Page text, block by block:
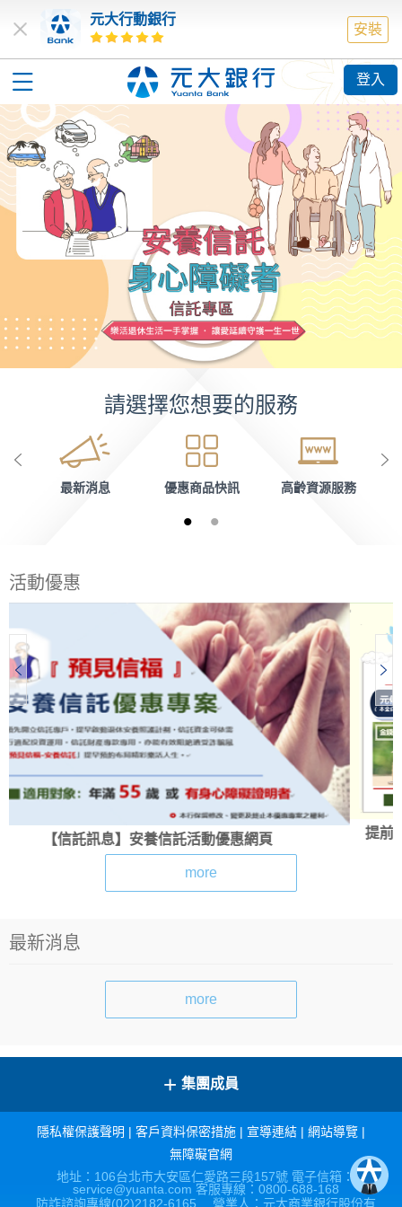
元大行動銀行
安裝
登入
請選擇您想要的服務
最新消息 優惠商品快訊 高齡資源服務
活動優惠
提前規劃穩健傳承財富-「元傳豐裕-金錢信託」優惠專
more
最新消息
more
+ 集團成員
隱私權保護聲明 | 客戶資料保密措施 | 宣導連結 | 網站導覽 |
無障礙官網
地址：106台北市大安區仁愛路三段157號 電子信箱：
service@yuanta.com 客服專線：0800-688-168
防詐諮詢專線(02)2182-6165 營業人：元大商業銀行股份有